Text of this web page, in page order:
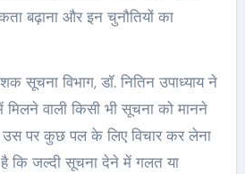
बढ़ाना और इन चुनौतियों का
सूचना विभाग, डॉ. नितिन उपाध्याय ने
मिलने वाली किसी भी सूचना को मानने
उस पर कुछ पल के लिए विचार कर लेना
है कि जल्दी सूचना देने में गलत या